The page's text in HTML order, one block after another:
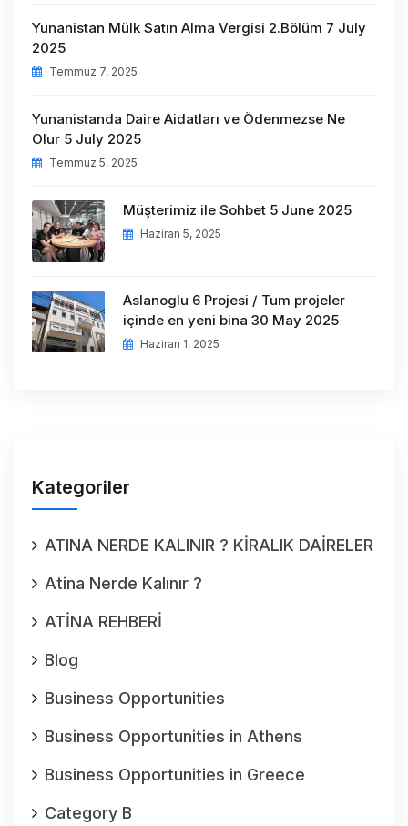
Yunanistan Mülk Satın Alma Vergisi 2.Bölüm 7 July
2025
Temmuz 7, 2025
Yunanistanda Daire Aidatları ve Ödenmezse Ne
Olur 5 July 2025
Temmuz 5, 2025
Müşterimiz ile Sohbet 5 June 2025
Haziran 5, 2025
Aslanoglu 6 Projesi / Tum projeler
içinde en yeni bina 30 May 2025
Haziran 1, 2025
Kategoriler
ATINA NERDE KALINIR ? KİRALIK DAİRELER
Atina Nerde Kalınır ?
ATİNA REHBERİ
Blog
Business Opportunities
Business Opportunities in Athens
Business Opportunities in Greece
Category B